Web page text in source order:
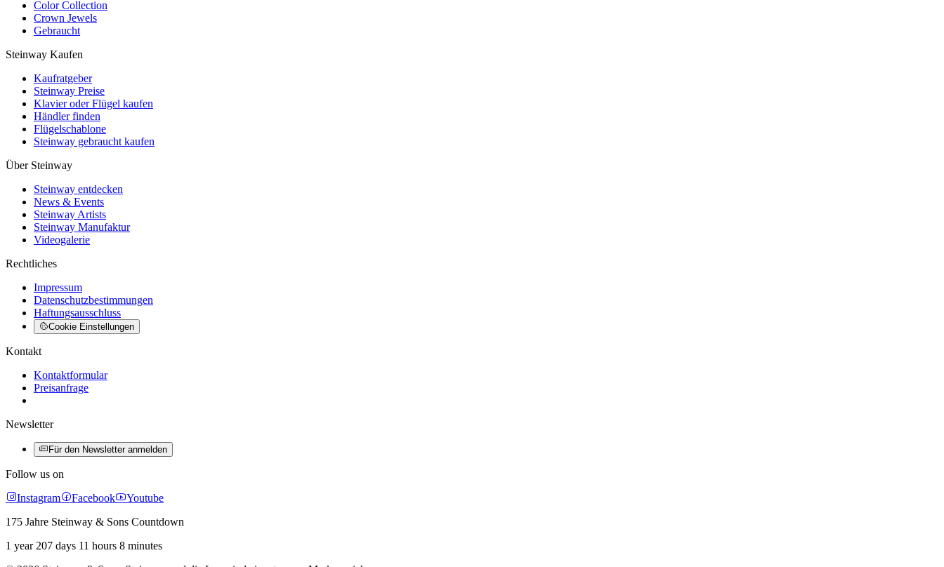
Color Collection
Crown Jewels
Gebraucht
Steinway Kaufen
Kaufratgeber
Steinway Preise
Klavier oder Flügel kaufen
Händler finden
Flügelschablone
Steinway gebraucht kaufen
Über Steinway
Steinway entdecken
News & Events
Steinway Artists
Steinway Manufaktur
Videogalerie
Rechtliches
Impressum
Datenschutzbestimmungen
Haftungsausschluss
Cookie Einstellungen
Kontakt
Kontaktformular
Preisanfrage
Newsletter
Für den Newsletter anmelden
Follow us on
Instagram
Facebook
Youtube
175 Jahre Steinway & Sons Countdown
1 year 207 days 11 hours 8 minutes